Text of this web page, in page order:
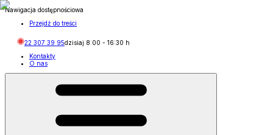
Nawigacja dostępnościowa
Przejdź do treści
22 307 39 95dzisiaj 8:00 - 16:30 h
Kontakty
O nas